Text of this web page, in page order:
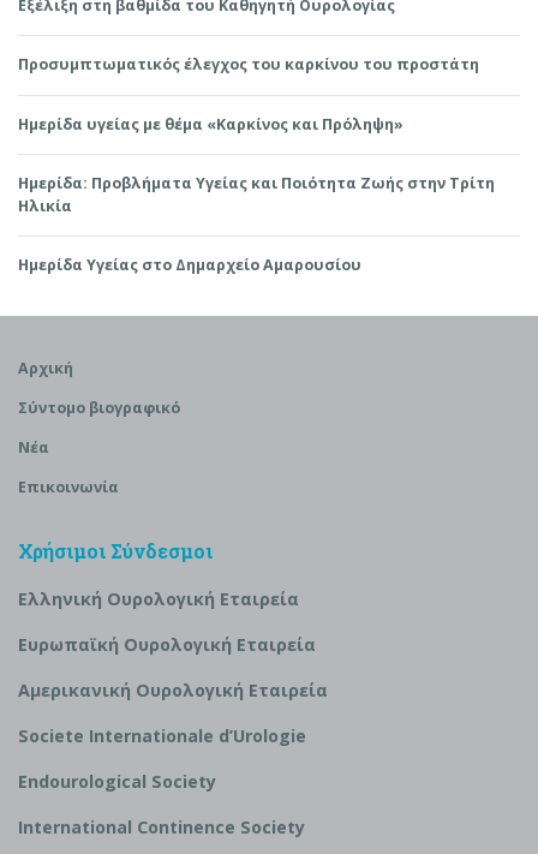
Εξέλιξη στη βαθμίδα του Καθηγητή Ουρολογίας
Προσυμπτωματικός έλεγχος του καρκίνου του προστάτη
Ημερίδα υγείας με θέμα «Καρκίνος και Πρόληψη»
Ημερίδα: Προβλήματα Υγείας και Ποιότητα Ζωής στην Τρίτη
Ηλικία
Ημερίδα Υγείας στο Δημαρχείο Αμαρουσίου
Αρχική
Σύντομο βιογραφικό
Νέα
Επικοινωνία
Χρήσιμοι Σύνδεσμοι
Ελληνική Ουρολογική Εταιρεία
Ευρωπαϊκή Ουρολογική Εταιρεία
Αμερικανική Ουρολογική Εταιρεία
Societe Internationale d’Urologie
Endourological Society
International Continence Society